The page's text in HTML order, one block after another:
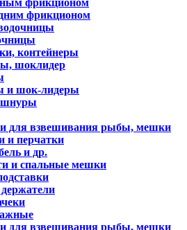
фрикционом
фрикционом
контейнеры
шоклидер
шок-лидеры
шнуры
для взвешивания рыбы, мешки
и перчатки
и др.
и спальные мешки
для взвешивания рыбы, мешки